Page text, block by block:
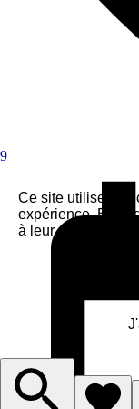
9
Ce site utilise des
expérience. En
à leur utilisation.